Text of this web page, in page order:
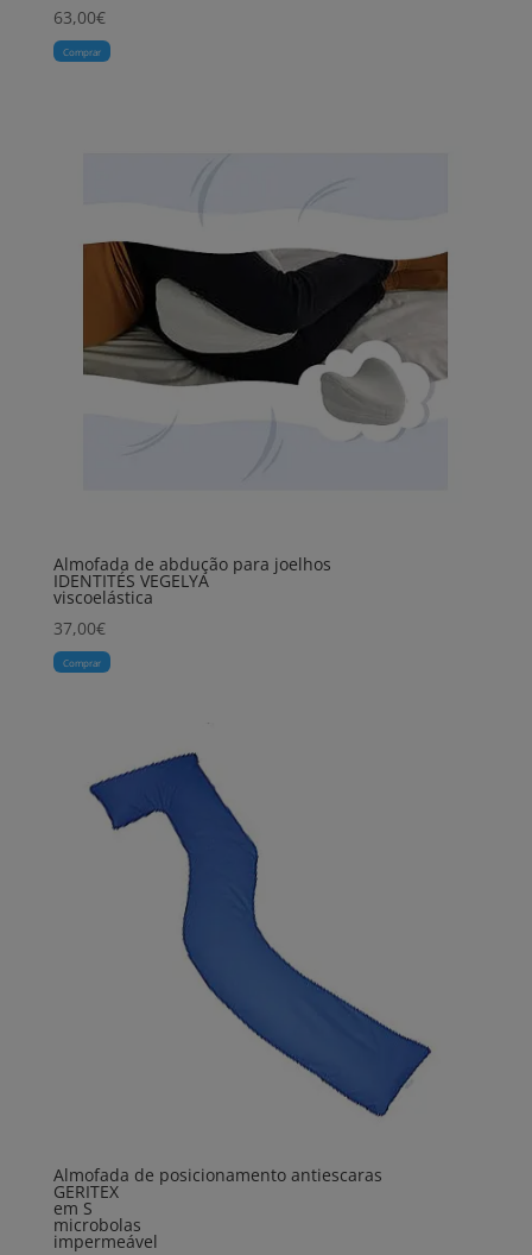
63,00€
Comprar
Almofada de abdução para joelhos
IDENTITÉS VEGELYA
viscoelástica
37,00€
Comprar
Almofada de posicionamento antiescaras
GERITEX
em S
microbolas
impermeável